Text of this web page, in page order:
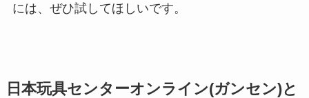
には、ぜひ試してほしいです。
日本玩具センターオンライン(ガンセン)と